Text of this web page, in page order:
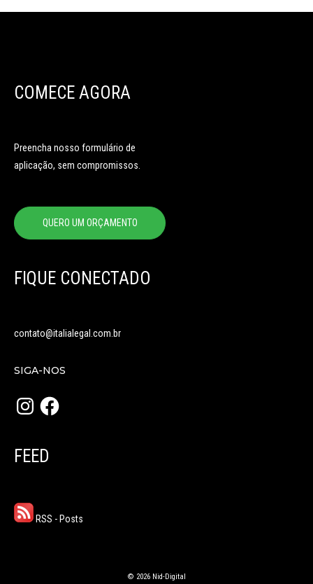
COMECE AGORA
Preencha nosso formulário de
aplicação, sem compromissos.
QUERO UM ORÇAMENTO
FIQUE CONECTADO
contato@italialegal.com.br
SIGA-NOS
InstagramFacebook
FEED
RSS - Posts
© 2026 Nid-Digital